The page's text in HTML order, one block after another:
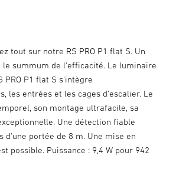
tout sur notre RS PRO P1 flat S. Un
summum de l'efficacité. Le luminaire
PRO P1 flat S s'intègre
les entrées et les cages d'escalier. Le
son montage ultrafacile, sa
Une détection fiable
d'une portée de 8 m. Une mise en
possible. Puissance : 9,4 W pour 942